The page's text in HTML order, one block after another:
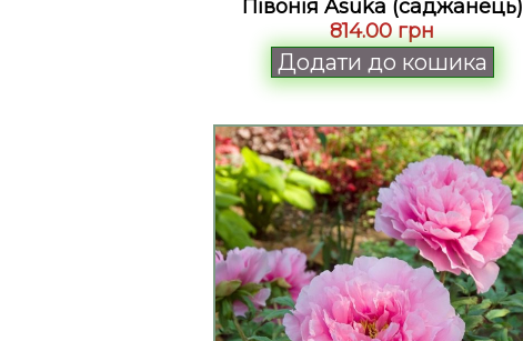
Півонія Asuka (саджанець)
814.00 грн
Додати до кошика